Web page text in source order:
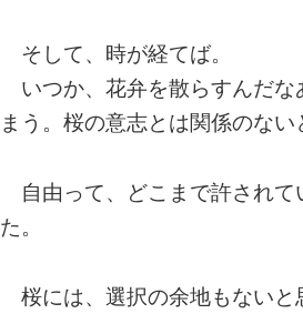
そして、時が経てば。
いつか、花弁を散らすんだな
まう。桜の意志とは関係のない
自由って、どこまで許されて
た。
桜には、選択の余地もないと